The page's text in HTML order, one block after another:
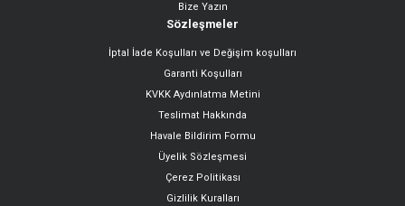
Bize Yazın
Sözleşmeler
İptal İade Koşulları ve Değişim koşulları
Garanti Koşulları
KVKK Aydınlatma Metini
Teslimat Hakkında
Havale Bildirim Formu
Üyelik Sözleşmesi
Çerez Politikası
Gizlilik Kuralları